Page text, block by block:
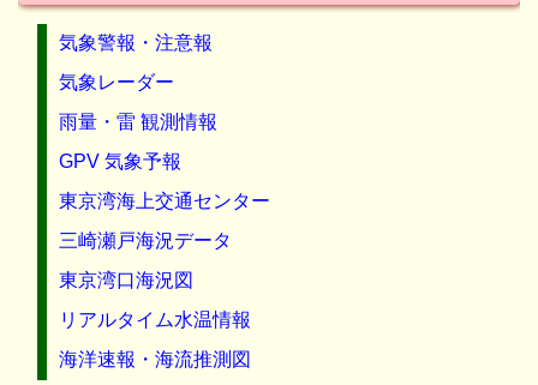
気象警報・注意報
気象レーダー
雨量・雷 観測情報
GPV 気象予報
東京湾海上交通センター
三崎瀬戸海況データ
東京湾口海況図
リアルタイム水温情報
海洋速報・海流推測図